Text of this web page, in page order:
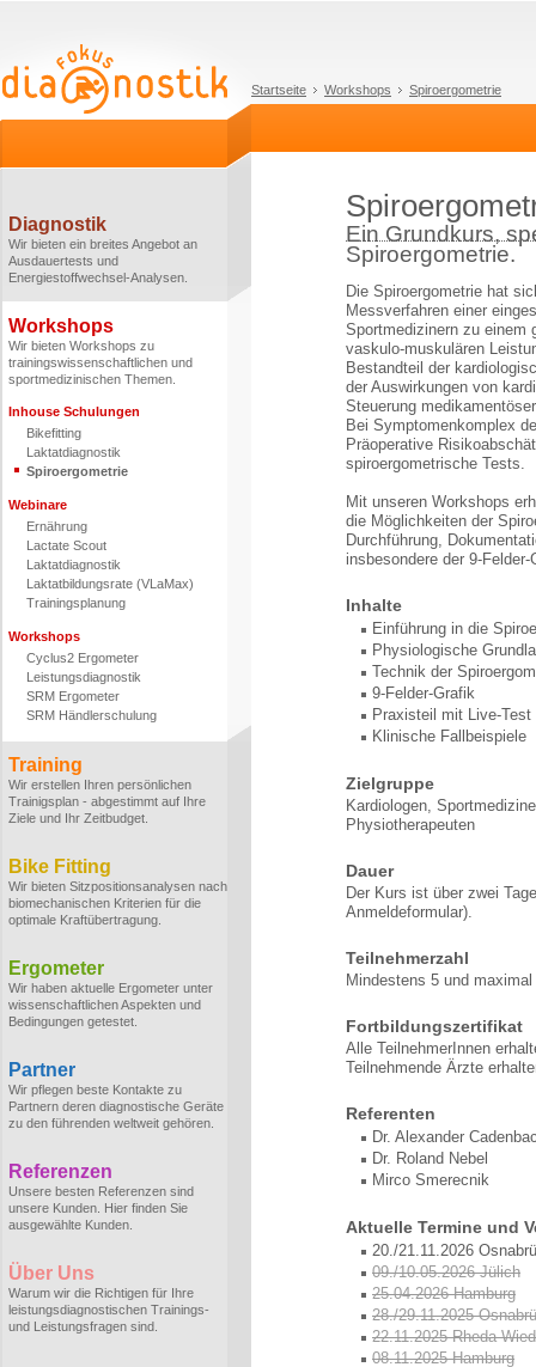
Startseite Workshops Spiroergometrie
Diagnostik
Wir bieten ein breites Angebot an
Ausdauertests und
Energiestoffwechsel-Analysen.
Workshops
Wir bieten Workshops zu
trainingswissenschaftlichen und
sportmedizinischen Themen.
Inhouse Schulungen
Bikefitting
Laktatdiagnostik
Spiroergometrie
Webinare
Ernährung
Lactate Scout
Laktatdiagnostik
Laktatbildungsrate (VLaMax)
Trainingsplanung
Workshops
Cyclus2 Ergometer
Leistungsdiagnostik
SRM Ergometer
SRM Händlerschulung
Training
Wir erstellen Ihren persönlichen
Trainigsplan - abgestimmt auf Ihre
Ziele und Ihr Zeitbudget.
Bike Fitting
Wir bieten Sitzpositionsanalysen nach
biomechanischen Kriterien für die
optimale Kraftübertragung.
Ergometer
Wir haben aktuelle Ergometer unter
wissenschaftlichen Aspekten und
Bedingungen getestet.
Partner
Wir pflegen beste Kontakte zu
Partnern deren diagnostische Geräte
zu den führenden weltweit gehören.
Referenzen
Unsere besten Referenzen sind
unsere Kunden. Hier finden Sie
ausgewählte Kunden.
Über Uns
Warum wir die Richtigen für Ihre
leistungsdiagnostischen Trainings-
und Leistungsfragen sind.
Ein Grundkurs,
Spiroergometrie.
Die Spiroergometrie hat
Messverfahren einer
Sportmedizinern zu einem
vaskulo-muskulären
Bestandteil der
der Auswirkungen von
Steuerung
Bei Symptomenkomplex
Präoperative
spiroergometrische Tests.
Mit unseren Workshops
die Möglichkeiten der
Durchführung,
insbesondere der 9-Felder-
Inhalte
Einführung in die
Physiologische
Technik der
9-Felder-Grafik
Praxisteil mit Live-Test
Klinische Fallbeispiele
Zielgruppe
Kardiologen,
Physiotherapeuten
Dauer
Der Kurs ist über zwei
Anmeldeformular).
Teilnehmerzahl
Mindestens 5 und
Fortbildungszertifikat
Alle TeilnehmerInnen
Teilnehmende Ärzte
Referenten
Dr. Alexander
Dr. Roland Nebel
Mirco Smerecnik
Aktuelle Termine und
20./21.11.2026
09./10.05.2026 Jülich
25.04.2026 Hamburg
28./29.11.2025
22.11.2025 Rheda
08.11.2025 Hamburg